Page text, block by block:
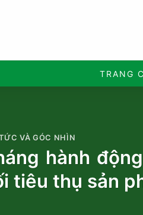
TRANG
VÀ GÓC NHÌN
hành
tiêu thụ sản